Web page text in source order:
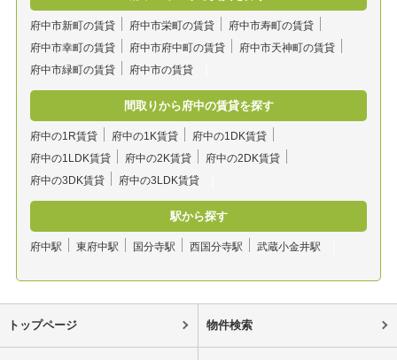
府中市新町の賃貸 府中市栄町の賃貸
府中市寿町の賃貸
府中市幸町の賃貸
府中市府中町の賃貸
府中市天神町の賃貸
府中市緑町の賃貸
府中市の賃貸
間取りから府中の賃貸を探す
府中の1R賃貸 府中の1K賃貸
府中の1DK賃貸
府中の1LDK賃貸
府中の2K賃貸
府中の2DK賃貸
府中の3DK賃貸
府中の3LDK賃貸
駅から探す
府中駅 東府中駅 国分寺駅 西国分寺駅 武蔵小金井駅
トップページ 物件検索